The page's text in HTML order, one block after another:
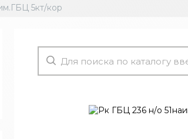
5кт/кор